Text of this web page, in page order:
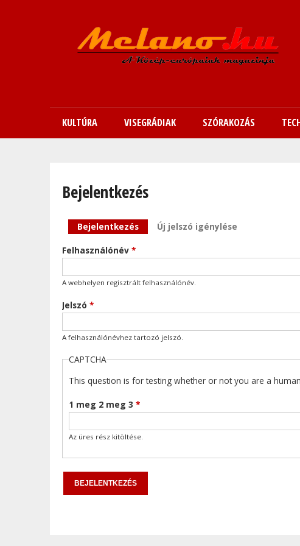
KULTÚRA VISEGRÁDIAK SZÓRAKOZÁS
Bejelentkezés
Elsődleges fülek
Bejelentkezés (aktív fül)
Új jelszó igénylése
Felhasználónév *
A webhelyen regisztrált felhasználónév.
Jelszó *
A felhasználónévhez tartozó jelszó.
CAPTCHA
This question is for testing whether or not you are a
1 meg 2 meg 3 *
Az üres rész kitöltése.